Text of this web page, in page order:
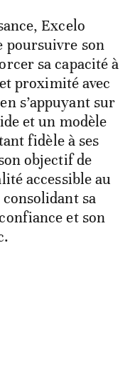
Excelo
poursuivre son
sa capacité à
proximité avec
s’appuyant sur
et un modèle
fidèle à ses
objectif de
accessible au
sa
et son